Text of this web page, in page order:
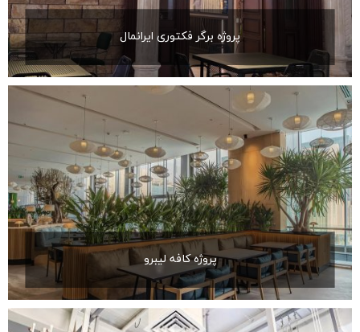
پروژه برگر فکتوری ایرانمال
پروژه کافه لیبرو